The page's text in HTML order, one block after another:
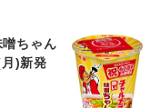
噌ちゃん
)新発